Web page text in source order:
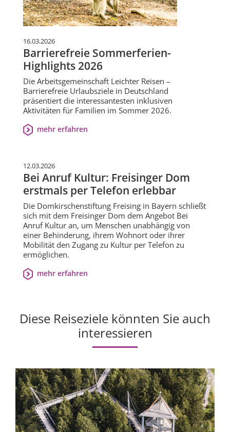
16.03.2026
Barrierefreie Sommerferien-
Highlights 2026
Die Arbeitsgemeinschaft Leichter Reisen –
Barrierefreie Urlaubsziele in Deutschland
präsentiert die interessantesten inklusiven
Aktivitäten für Familien im Sommer 2026.
mehr erfahren
12.03.2026
Bei Anruf Kultur: Freisinger Dom
erstmals per Telefon erlebbar
Die Domkirschenstiftung Freising in Bayern schließt
sich mit dem Freisinger Dom dem Angebot Bei
Anruf Kultur an, um Menschen unabhängig von
einer Behinderung, ihrem Wohnort oder ihrer
Mobilität den Zugang zu Kultur per Telefon zu
ermöglichen.
mehr erfahren
Diese Reiseziele könnten Sie auch
interessieren